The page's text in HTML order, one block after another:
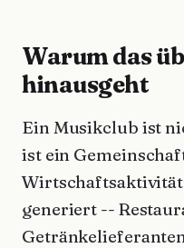
Warum das
hinausgeht
Ein Musikclub ist
ist ein
generiert --